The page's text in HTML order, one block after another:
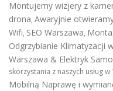
Montujemy wizjery z
drona, Awaryjnie
Wifi, SEO Warszawa,
Odgrzybianie Klimatyzacji
Warszawa & Elektryk
skorzystania z naszych usług
Mobilną Naprawę i